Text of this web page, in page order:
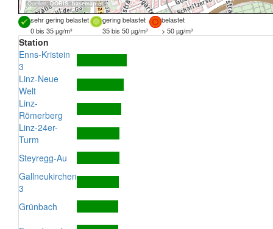
Quellen:DORIS, basemap.at
sehr gering belastet gering belastet
belastet
0 bis 35 µg/m³
35 bis 50 µg/m³ > 50 µg/m³
Station
Enns-Kristein
3
Linz-Neue
Welt
Linz-
Römerberg
Linz-24er-
Turm
Steyregg-Au
Gallneukirchen
3
Grünbach